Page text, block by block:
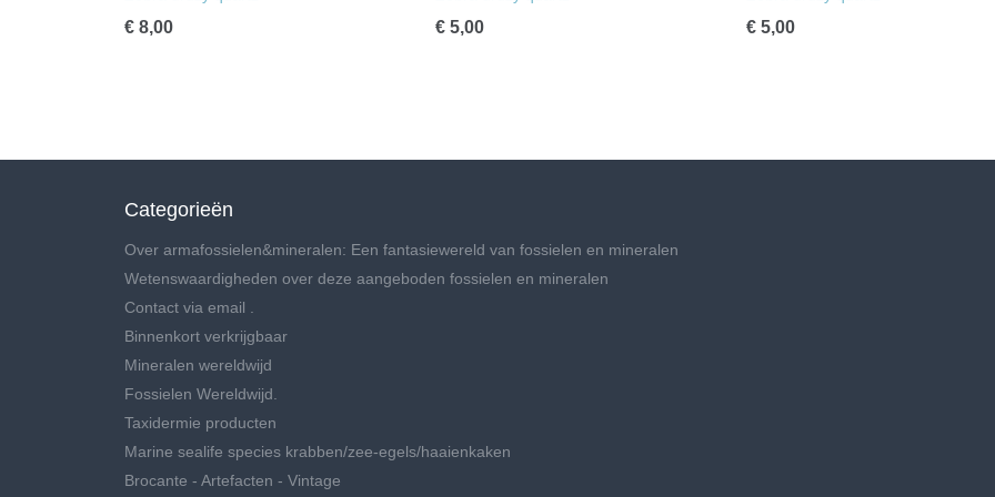
€ 8,00 € 5,00 € 5,00
Categorieën
Over armafossielen&mineralen: Een fantasiewereld van fossielen en mineralen
Wetenswaardigheden over deze aangeboden fossielen en mineralen
Contact via email .
Binnenkort verkrijgbaar
Mineralen wereldwijd
Fossielen Wereldwijd.
Taxidermie producten
Marine sealife species krabben/zee-egels/haaienkaken
Brocante - Artefacten - Vintage